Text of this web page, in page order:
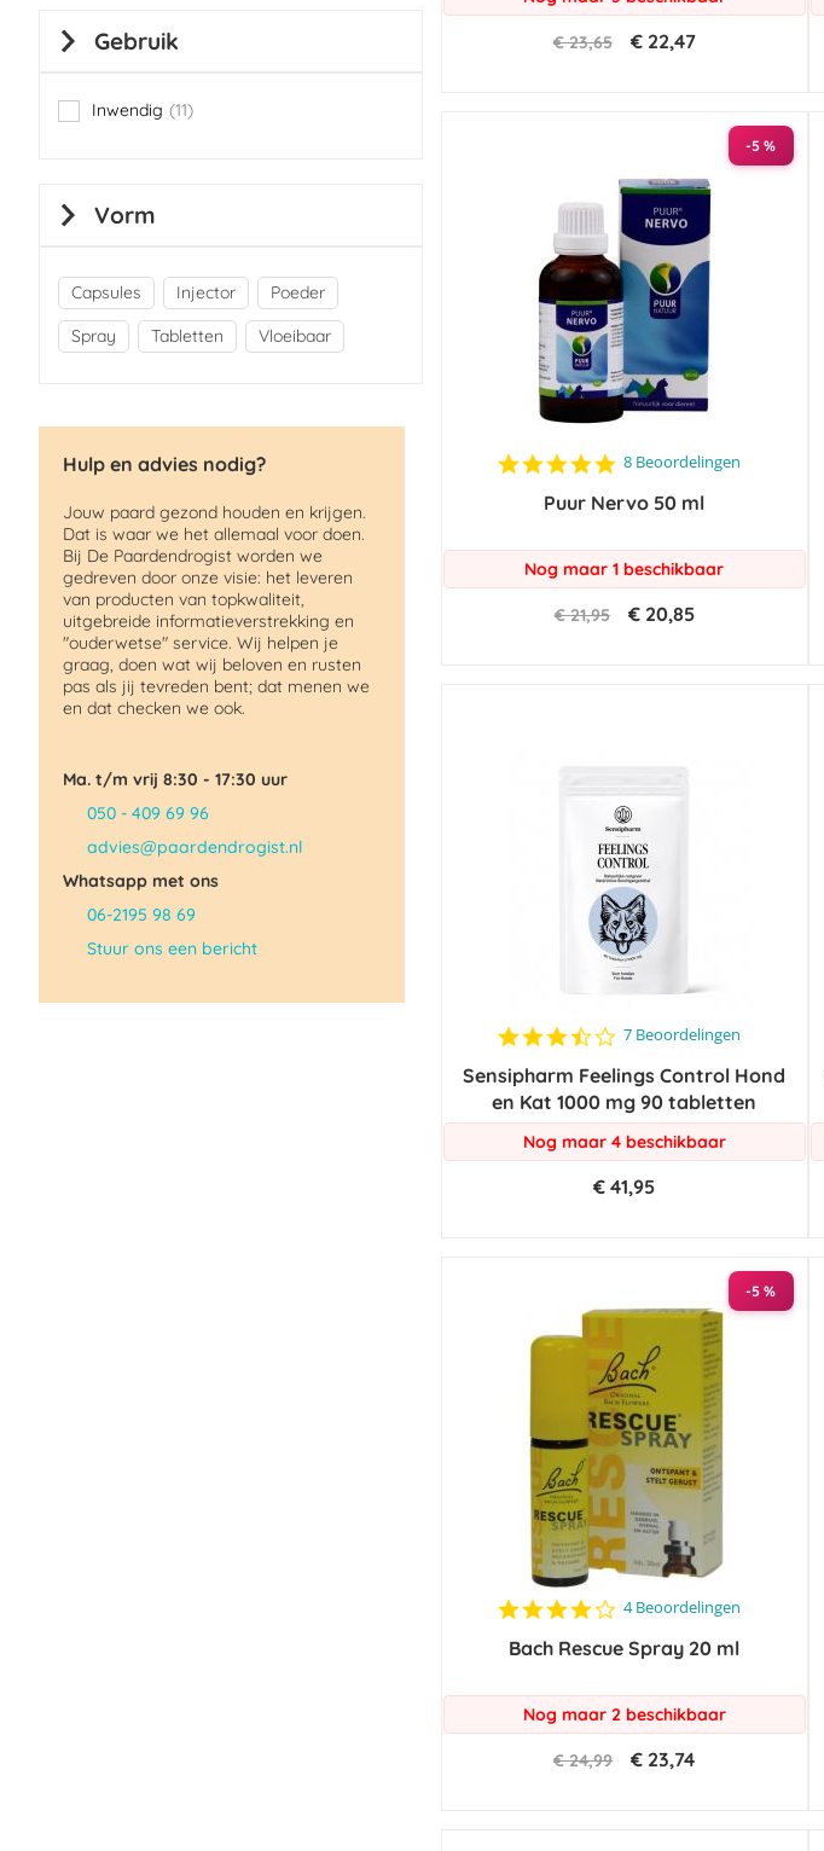
€ 23,65 € 22,47
-5 %
4.8
rating
8 Beoordelingen
Puur Nervo 50 ml
Nog maar 1 beschikbaar
€ 21,95 € 20,85
3.7
rating
7 Beoordelingen
Sensipharm Feelings Control Hond
en Kat 1000 mg 90 tabletten
Nog maar 4 beschikbaar
€ 41,95
-5 %
3.8
rating
4 Beoordelingen
Bach Rescue Spray 20 ml
Nog maar 2 beschikbaar
€ 24,99 € 23,74
Gebruik
Inwendig 11
items
Vorm
Capsules Injector
Poeder
Spray
Tabletten Vloeibaar
Hulp en advies nodig?
Jouw paard gezond houden en krijgen.
Dat is waar we het allemaal voor doen.
Bij De Paardendrogist worden we
gedreven door onze visie: het leveren
van producten van topkwaliteit,
uitgebreide informatieverstrekking en
"ouderwetse" service. Wij helpen je
graag, doen wat wij beloven en rusten
pas als jij tevreden bent; dat menen we
en dat checken we ook.
Ma. t/m vrij 8:30 - 17:30 uur
050 - 409 69 96
advies@paardendrogist.nl
Whatsapp met ons
06-2195 98 69
Stuur ons een bericht